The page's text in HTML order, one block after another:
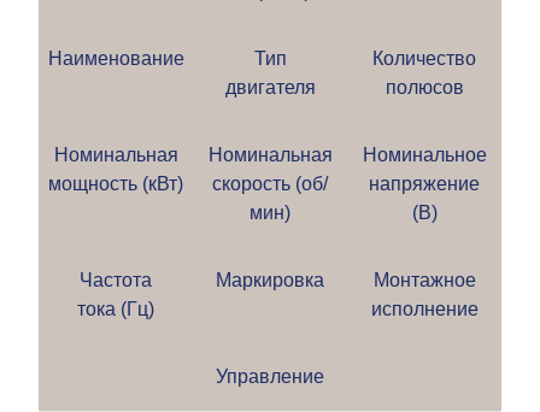
Наименование
Тип
двигателя
Количество
полюсов
Номинальная
мощность (кВт)
Номинальная
скорость (об/
мин)
Номинальное
напряжение
(В)
Частота
тока (Гц)
Маркировка
Монтажное
исполнение
Управление